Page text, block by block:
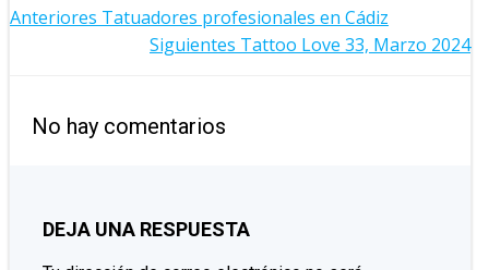
NAVEGACIÓN
LAS
Anteriores Tatuadores profesionales en Cádiz
NAVEGACIÓN
POR
Siguientes Tattoo Love 33, Marzo 2024
No hay comentarios
DEJA UNA RESPUESTA